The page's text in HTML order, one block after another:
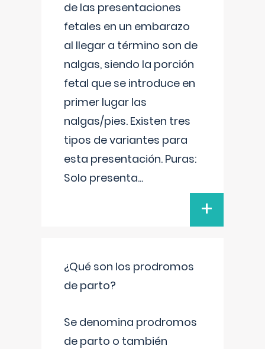
de las presentaciones
fetales en un embarazo
al llegar a término son de
nalgas, siendo la porción
fetal que se introduce en
primer lugar las
nalgas/pies. Existen tres
tipos de variantes para
esta presentación. Puras:
Solo presenta...
+
¿Qué son los prodromos
de parto?
Se denomina prodromos
de parto o también